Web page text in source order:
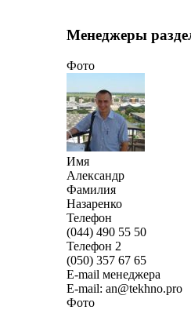
Менеджеры
Фото
Имя
Александр
Фамилия
Назаренко
Телефон
(044) 490 55 50
Телефон 2
(050) 357 67 65
E-mail менеджера
E-mail: an@tekhno.pro
Фото